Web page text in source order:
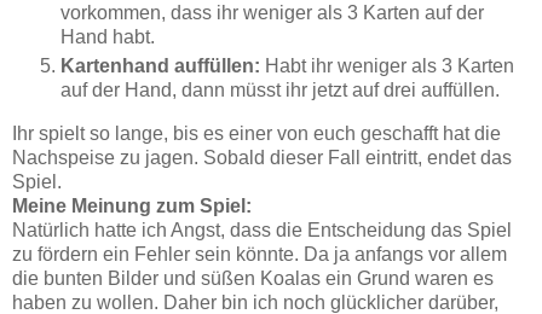
vorkommen, dass ihr weniger als 3 Karten auf der
Hand habt.
Kartenhand auffüllen: Habt ihr weniger als 3 Karten
auf der Hand, dann müsst ihr jetzt auf drei auffüllen.
Ihr spielt so lange, bis es einer von euch geschafft hat die
Nachspeise zu jagen. Sobald dieser Fall eintritt, endet das
Spiel.
Meine Meinung zum Spiel:
Natürlich hatte ich Angst, dass die Entscheidung das Spiel
zu fördern ein Fehler sein könnte. Da ja anfangs vor allem
die bunten Bilder und süßen Koalas ein Grund waren es
haben zu wollen. Daher bin ich noch glücklicher darüber,